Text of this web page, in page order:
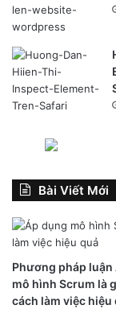
Bài Viết Mới
Phương pháp luận
mô hình Scrum là
cách làm việc hiệu